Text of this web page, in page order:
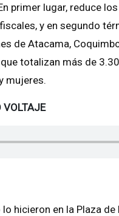
primer lugar, reduce
y en segundo
de Atacama,
totalizan más de
mujeres.
VOLTAJE
hicieron en la Plaza de